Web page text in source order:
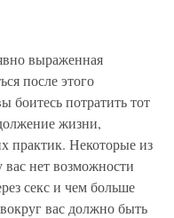
выраженная
после этого
боитесь потратить тот
жизни,
практик. Некоторые из
нет возможности
секс и чем больше
вас должно быть